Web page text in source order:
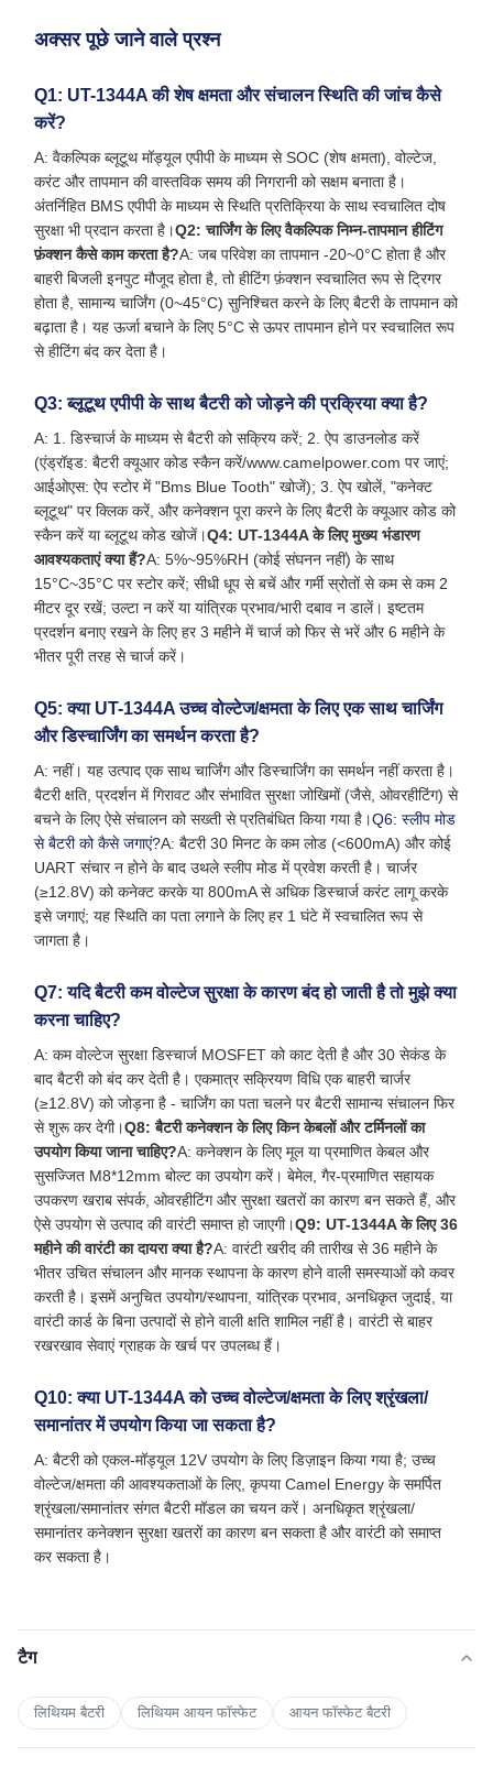
अक्सर पूछे जाने वाले प्रश्न
Q1: UT-1344A की शेष क्षमता और संचालन स्थिति की जांच कैसे
करें?
A: वैकल्पिक ब्लूटूथ मॉड्यूल एपीपी के माध्यम से SOC (शेष क्षमता), वोल्टेज,
करंट और तापमान की वास्तविक समय की निगरानी को सक्षम बनाता है।
अंतर्निहित BMS एपीपी के माध्यम से स्थिति प्रतिक्रिया के साथ स्वचालित दोष
सुरक्षा भी प्रदान करता है।Q2: चार्जिंग के लिए वैकल्पिक निम्न-तापमान हीटिंग
फ़ंक्शन कैसे काम करता है?A: जब परिवेश का तापमान -20~0°C होता है और
बाहरी बिजली इनपुट मौजूद होता है, तो हीटिंग फ़ंक्शन स्वचालित रूप से ट्रिगर
होता है, सामान्य चार्जिंग (0~45°C) सुनिश्चित करने के लिए बैटरी के तापमान को
बढ़ाता है। यह ऊर्जा बचाने के लिए 5°C से ऊपर तापमान होने पर स्वचालित रूप
से हीटिंग बंद कर देता है।
Q3: ब्लूटूथ एपीपी के साथ बैटरी को जोड़ने की प्रक्रिया क्या है?
A: 1. डिस्चार्ज के माध्यम से बैटरी को सक्रिय करें; 2. ऐप डाउनलोड करें
(एंड्रॉइड: बैटरी क्यूआर कोड स्कैन करें/www.camelpower.com पर जाएं;
आईओएस: ऐप स्टोर में "Bms Blue Tooth" खोजें); 3. ऐप खोलें, "कनेक्ट
ब्लूटूथ" पर क्लिक करें, और कनेक्शन पूरा करने के लिए बैटरी के क्यूआर कोड को
स्कैन करें या ब्लूटूथ कोड खोजें।Q4: UT-1344A के लिए मुख्य भंडारण
आवश्यकताएं क्या हैं?A: 5%~95%RH (कोई संघनन नहीं) के साथ
15°C~35°C पर स्टोर करें; सीधी धूप से बचें और गर्मी स्रोतों से कम से कम 2
मीटर दूर रखें; उल्टा न करें या यांत्रिक प्रभाव/भारी दबाव न डालें। इष्टतम
प्रदर्शन बनाए रखने के लिए हर 3 महीने में चार्ज को फिर से भरें और 6 महीने के
भीतर पूरी तरह से चार्ज करें।
Q5: क्या UT-1344A उच्च वोल्टेज/क्षमता के लिए एक साथ चार्जिंग
और डिस्चार्जिंग का समर्थन करता है?
A: नहीं। यह उत्पाद एक साथ चार्जिंग और डिस्चार्जिंग का समर्थन नहीं करता है।
बैटरी क्षति, प्रदर्शन में गिरावट और संभावित सुरक्षा जोखिमों (जैसे, ओवरहीटिंग) से
बचने के लिए ऐसे संचालन को सख्ती से प्रतिबंधित किया गया है।Q6: स्लीप मोड
से बैटरी को कैसे जगाएं?A: बैटरी 30 मिनट के कम लोड (<600mA) और कोई
UART संचार न होने के बाद उथले स्लीप मोड में प्रवेश करती है। चार्जर
(≥12.8V) को कनेक्ट करके या 800mA से अधिक डिस्चार्ज करंट लागू करके
इसे जगाएं; यह स्थिति का पता लगाने के लिए हर 1 घंटे में स्वचालित रूप से
जागता है।
Q7: यदि बैटरी कम वोल्टेज सुरक्षा के कारण बंद हो जाती है तो मुझे क्या
करना चाहिए?
A: कम वोल्टेज सुरक्षा डिस्चार्ज MOSFET को काट देती है और 30 सेकंड के
बाद बैटरी को बंद कर देती है। एकमात्र सक्रियण विधि एक बाहरी चार्जर
(≥12.8V) को जोड़ना है - चार्जिंग का पता चलने पर बैटरी सामान्य संचालन फिर
से शुरू कर देगी।Q8: बैटरी कनेक्शन के लिए किन केबलों और टर्मिनलों का
उपयोग किया जाना चाहिए?A: कनेक्शन के लिए मूल या प्रमाणित केबल और
सुसज्जित M8*12mm बोल्ट का उपयोग करें। बेमेल, गैर-प्रमाणित सहायक
उपकरण खराब संपर्क, ओवरहीटिंग और सुरक्षा खतरों का कारण बन सकते हैं, और
ऐसे उपयोग से उत्पाद की वारंटी समाप्त हो जाएगी।Q9: UT-1344A के लिए 36
महीने की वारंटी का दायरा क्या है?A: वारंटी खरीद की तारीख से 36 महीने के
भीतर उचित संचालन और मानक स्थापना के कारण होने वाली समस्याओं को कवर
करती है। इसमें अनुचित उपयोग/स्थापना, यांत्रिक प्रभाव, अनधिकृत जुदाई, या
वारंटी कार्ड के बिना उत्पादों से होने वाली क्षति शामिल नहीं है। वारंटी से बाहर
रखरखाव सेवाएं ग्राहक के खर्च पर उपलब्ध हैं।
Q10: क्या UT-1344A को उच्च वोल्टेज/क्षमता के लिए श्रृंखला/
समानांतर में उपयोग किया जा सकता है?
A: बैटरी को एकल-मॉड्यूल 12V उपयोग के लिए डिज़ाइन किया गया है; उच्च
वोल्टेज/क्षमता की आवश्यकताओं के लिए, कृपया Camel Energy के समर्पित
श्रृंखला/समानांतर संगत बैटरी मॉडल का चयन करें। अनधिकृत श्रृंखला/
समानांतर कनेक्शन सुरक्षा खतरों का कारण बन सकता है और वारंटी को समाप्त
कर सकता है।
टैग
लिथियम बैटरी लिथियम आयन फॉस्फेट आयन फॉस्फेट बैटरी